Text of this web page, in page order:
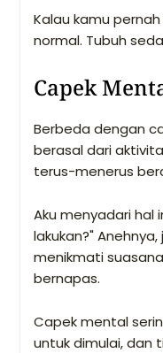
Kalau kamu
normal. Tubuh
Capek
Berbeda dengan
berasal dari
terus-menerus
Aku menyadari hal
lakukan?"
menikmati
bernapas.
Capek mental
untuk dimulai, dan